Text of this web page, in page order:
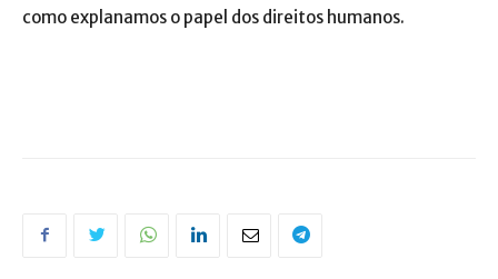
como explanamos o papel dos direitos humanos.